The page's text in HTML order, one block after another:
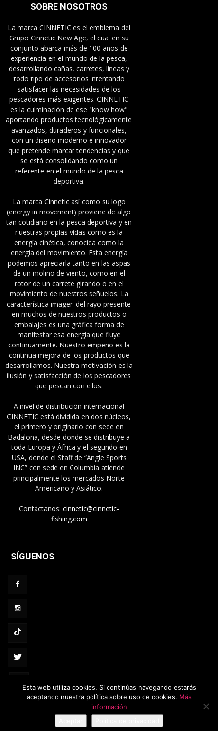
SOBRE NOSOTROS
La marca CINNETIC es el emblema del
Grupo Cinnetic New Age, el cual en su
conjunto abarca más de 100 años de
experiencia en el mundo de la pesca,
desarrollando cañas, carretes, líneas y
todo tipo de accesorios intentando
satisfacer las necesidades de los
pescadores más exigentes. CINNETIC
es la culminación de ese "know how"
aportando productos tecnológicamente
avanzados, duraderos y funcionales,
con un diseño moderno e innovador
que pretende marcar tendencias y que
se está consolidando como un
referente en el mundo de la pesca
deportiva.
La marca Cinnetic así como su logo
(energy in movement) proviene de algo
tan cotidiano en la pesca deportiva y en
nuestras propias vidas como es la
energía cinética, conocida como la
energía del movimiento. Esta energía
podemos apreciarla tanto en las aspas
de un molino de viento, como en el
rotor de un carrete girando o en el
movimiento de nuestros señuelos. La
característica imagen del rayo presente
en muchos de nuestros productos o
embalajes es una gráfica forma de
manifestar esa energía que fluye
continuamente. Nuestro empeño es la
continua mejora de los productos que
desarrollamos. Nuestra motivación es la
ilusión y satisfacción de los pescadores
que pescan con ellos.
A nivel de distribución internacional
CINNETIC está dividida en dos núcleos,
el primero y originario con sede en
Badalona, desde donde se distribuye a
toda Europa y África y el segundo en
USA, donde el Staff de “Angle Sports
INC” con sede en Columbia atiende
principalmente los mercados Norte
Americano y Asiático.
Contáctanos: cinnetic@cinnetic-
fishing.com
SÍGUENOS
Política de privacidad ·Política de cookies
© cinnetic-fishing.com - Diseño webArtimedia
Esta web utiliza cookies. Si continúas navegando estarás
aceptando nuestra política sobre uso de cookies. Más
información